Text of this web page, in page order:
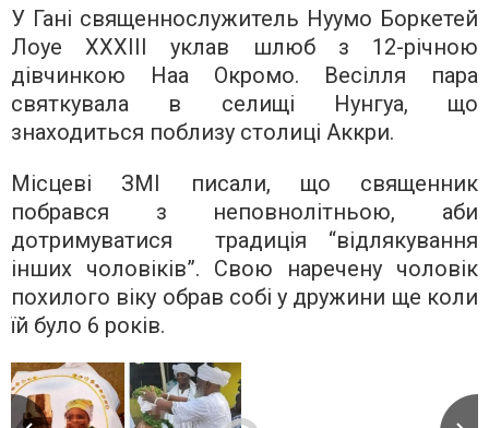
У Гані священнослужитель Нуумо Боркетей
Лоуе XXXIII уклав шлюб з 12-річною
дівчинкою Наа Окромо. Весілля пара
святкувала в селищі Нунгуа, що
знаходиться поблизу столиці Аккри.
Місцеві ЗМІ писали, що священник
побрався з неповнолітньою, аби
дотримуватися традиція “відлякування
інших чоловіків”. Свою наречену чоловік
похилого віку обрав собі у дружини ще коли
їй було 6 років.